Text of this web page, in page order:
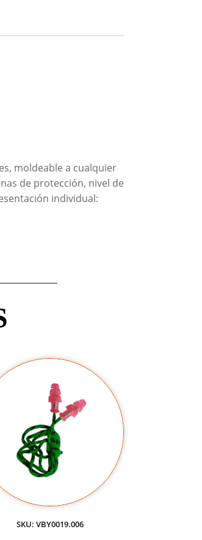
moldeable a cualquier
de protección, nivel de
individual:
SKU: VBY0019.006